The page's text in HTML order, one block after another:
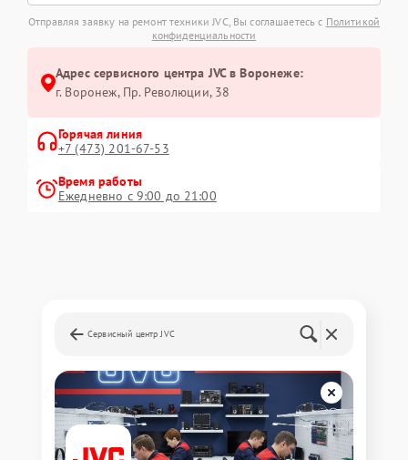
Отправляя заявку на ремонт техники JVC, Вы соглашаетесь с Политикой
конфиденциальности
Адрес сервисного центра JVC в Воронеже:
г. Воронеж, Пр. Революции, 38
Горячая линия
+7 (473) 201-67-53
Время работы
Ежедневно с 9:00 до 21:00
Сервисный центр JVC